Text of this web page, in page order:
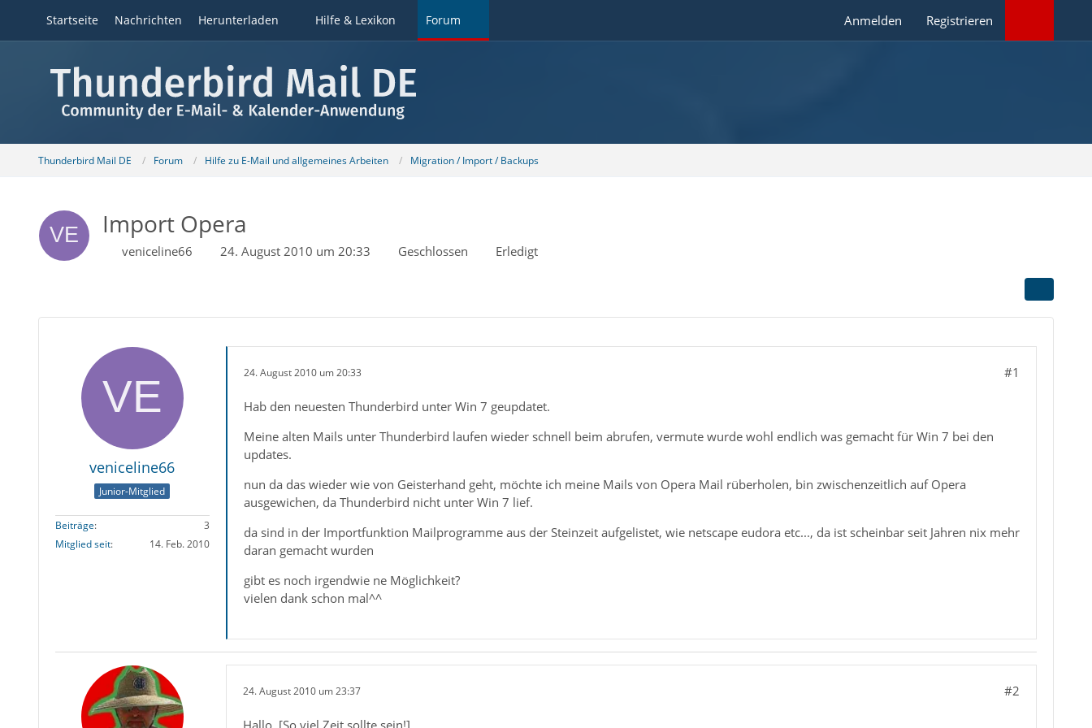
Startseite Nachrichten Herunterladen Hilfe & Lexikon Forum Anmelden Registrieren
Thunderbird Mail DE Forum Hilfe zu E-Mail und allgemeines Arbeiten Migration / Import / Backups
Import Opera
veniceline66 24. August 2010 um 20:33 Geschlossen Erledigt
veniceline66
Junior-Mitglied
Beiträge
3
Mitglied seit
14. Feb. 2010
24. August 2010 um 20:33 #1
Hab den neuesten Thunderbird unter Win 7 geupdatet.
Meine alten Mails unter Thunderbird laufen wieder schnell beim abrufen, vermute wurde wohl endlich was gemacht für Win 7 bei den
updates.
nun da das wieder wie von Geisterhand geht, möchte ich meine Mails von Opera Mail rüberholen, bin zwischenzeitlich auf Opera
ausgewichen, da Thunderbird nicht unter Win 7 lief.
da sind in der Importfunktion Mailprogramme aus der Steinzeit aufgelistet, wie netscape eudora etc..., da ist scheinbar seit Jahren nix mehr
daran gemacht wurden
gibt es noch irgendwie ne Möglichkeit?
vielen dank schon mal^^
24. August 2010 um 23:37 #2
Hallo, [So viel Zeit sollte sein!],